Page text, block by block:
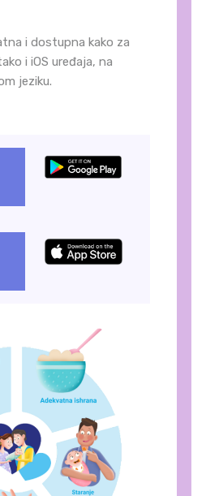
i dostupna kako za
i iOS uređaja, na
jeziku.